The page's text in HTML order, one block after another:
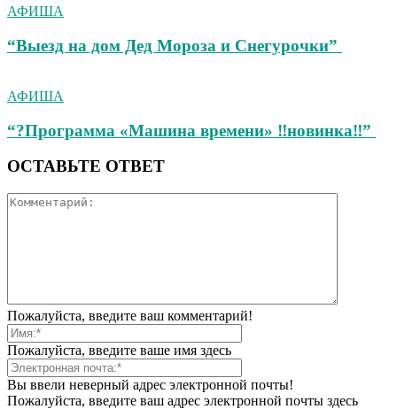
АФИША
“Выезд на дом Дед Мороза и Снегурочки”
АФИША
“?Программа «Машина времени» ‼новинка‼”
ОСТАВЬТЕ ОТВЕТ
Пожалуйста, введите ваш комментарий!
Пожалуйста, введите ваше имя здесь
Вы ввели неверный адрес электронной почты!
Пожалуйста, введите ваш адрес электронной почты здесь